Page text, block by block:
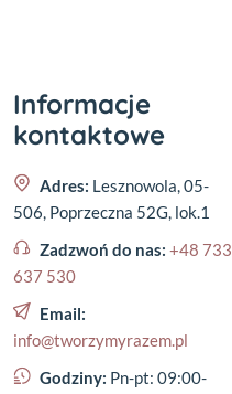
Informacje
kontaktowe
Adres: Lesznowola, 05-
506, Poprzeczna 52G, lok.1
Zadzwoń do nas: +48 733
637 530
Email:
info@tworzymyrazem.pl
Godziny: Pn-pt: 09:00-